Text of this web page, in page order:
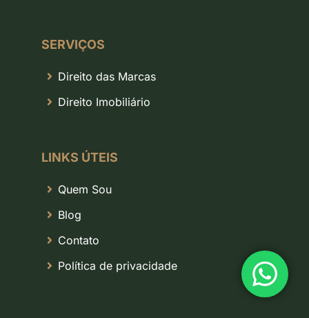
SERVIÇOS
Direito das Marcas
Direito Imobiliário
LINKS ÚTEIS
Quem Sou
Blog
Contato
Política de privacidade